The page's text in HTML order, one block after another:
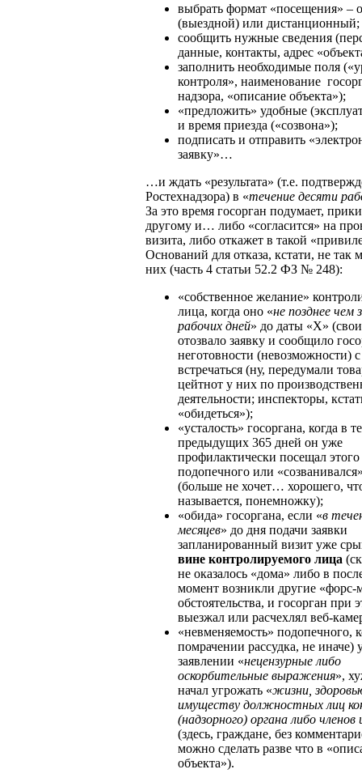
выбрать формат «посещения» –
(выездной) или дистанционный;
сообщить нужные сведения
данные, контакты, адрес
заполнить необходимые поля
контроля», наименование
надзора, «описание объекта»);
«предложить» удобные
и время приезда («созвона»);
подписать и отправить
заявку»…
…и ждать «результата» (т.е.
Ростехнадзора) в «течение десяти
За это время госорган подумает,
другому и… либо «согласится» на
визита, либо откажет в такой
Оснований для отказа, кстати, не так
них (часть 4 статьи 52.2 ФЗ № 248):
«собственное желание»
лица, когда оно «не позднее чем
рабочих дней» до даты «Х»
отозвало заявку и сообщило
неготовности (невозможности)
встречаться (ну, передумали
цейтнот у них по
деятельности; инспекторы,
«обидеться»);
«усталость» госоргана, когда в
предыдущих 365 дней он уже
профилактически посещал этого
подопечного или
(больше не хочет… хорошего,
называется, понемножку);
«обида» госоргана, если «в
месяцев» до дня подачи заявки
запланированный визит уже
вине контролируемого лица
не оказалось «дома» либо в
момент возникли другие
обстоятельства, и госорган при
выезжал или расчехлял веб-
«невменяемость» подопечного,
помрачении рассудка, не иначе)
заявлении «нецензурные либо
оскорбительные выражения»,
начал угрожать «жизни,
имуществу должностных лиц
(надзорного) органа либо членов
(здесь, граждане, без
можно сделать разве что в
объекта»).